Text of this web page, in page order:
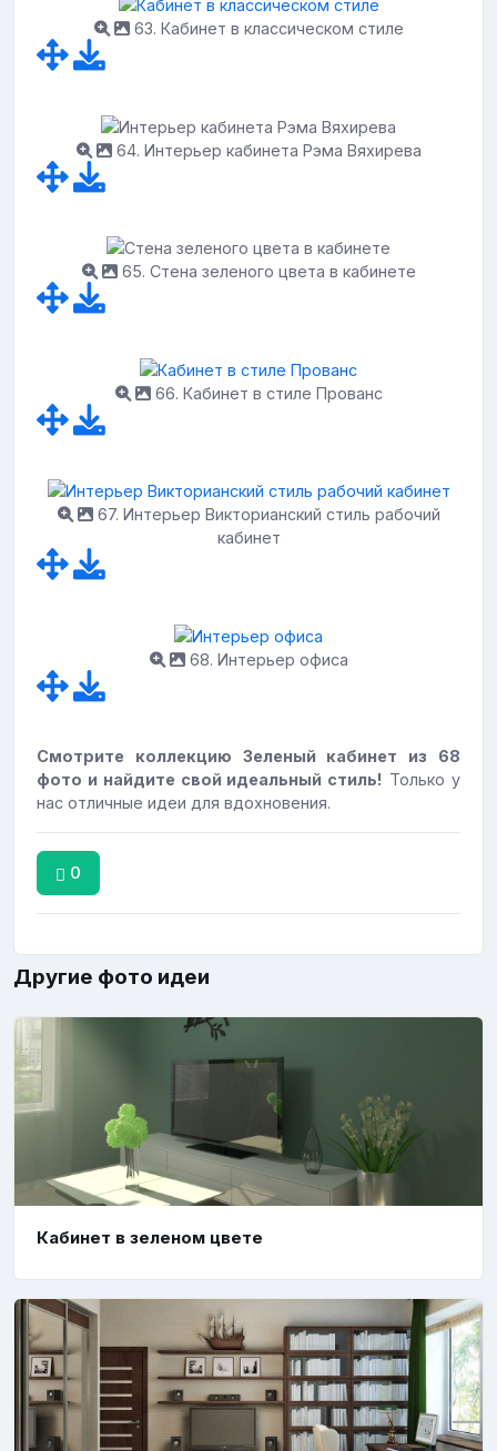
63. Кабинет в классическом стиле
64. Интерьер кабинета Рэма Вяхирева
65. Стена зеленого цвета в кабинете
66. Кабинет в стиле Прованс
67. Интерьер Викторианский стиль рабочий
кабинет
68. Интерьер офиса
Смотрите коллекцию Зеленый кабинет из 68
фото и найдите свой идеальный стиль! Только у
нас отличные идеи для вдохновения.
0
Другие фото идеи
Кабинет в зеленом цвете